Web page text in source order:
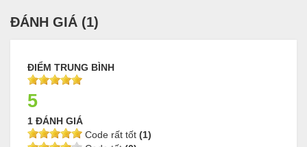
ĐÁNH GIÁ (1)
ĐIỂM TRUNG BÌNH
5
1 ĐÁNH GIÁ
Code rất tốt (1)